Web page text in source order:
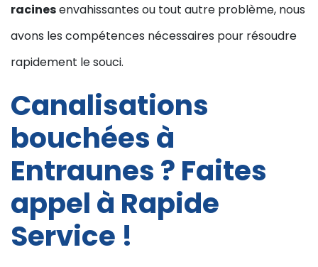
racinesenvahissantes ou tout autre problème, nous
avons les compétences nécessaires pour résoudre
rapidement le souci.
Canalisations
bouchées à
Entraunes ? Faites
appel à Rapide
Service !